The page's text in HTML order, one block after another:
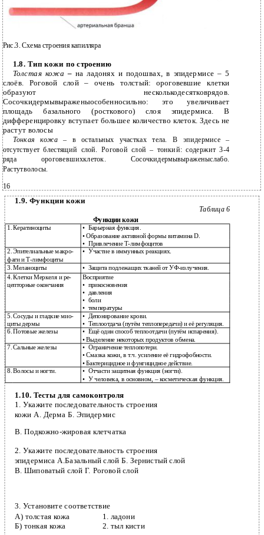
Рис.3. Схема строения капилляра
1.8. Тип кожи по строению
Толстая кожа–на ладонях и подошвах, в эпидермисе – 5
слоёв. Роговой слой – очень толстый: ороговевшие клетки
образуют несколькодесятковрядов.
Сосочкидермывыраженыособенносильно: это увеличивает
площадь базального (росткового) слоя эпидермиса. В
дифференцировку вступает большее количество клеток. Здесь не
растут волосы
Тонкая кожа– в остальных участках тела. В эпидермисе –
отсутствует блестящий слой. Роговой слой – тонкий: содержит 3-4
ряда ороговевшихклеток. Сосочкидермывыраженыслабо.
Растутволосы.
16
1.9. Функции кожи
Таблица 6
Функции кожи
1.Кератиноциты • Барьерная функция.
• Образование активной формы витамина D.
• Привлечение Т-лимфоцитов
2.Эпителиальные макро- • Участие в иммунных реакциях.
фаги и Т-лимфоциты
3.Меланоциты • Защита подлежащих тканей от УФ-излучения.
4.Клетки Меркеля и ре- Восприятие
цепторные окончания • прикосновения
• давления
• боли
• температуры
5.Сосуды и гладкие мио- • Депонирование крови.
циты дермы
• Теплоотдача (путём теплопередачи) и её регуляция.
6.Потовые железы • Ещё один способ теплоотдачи (путём испарения).
• Выделение некоторых продуктов обмена.
7.Сальные железы • Ограничение теплопотери.
• Смазка кожи, в т.ч. усиление её гидрофобности.
• Бактерицидное и фунгицидное действие.
8.Волосы и ногти. • Отчасти защитная функция (ногти).
• У человека, в основном, – косметическая функция.
1.10. Тесты для самоконтроля
1. Укажите последовательность строения
кожи А. Дерма Б. Эпидермис
В. Подкожно-жировая клетчатка
2. Укажите последовательность строения
эпидермиса А.Базальный слой Б. Зернистый слой
В. Шиповатый слой Г. Роговой слой
3. Установите соответствие
А) толстая кожа 1. ладони
Б) тонкая кожа 2. тыл кисти